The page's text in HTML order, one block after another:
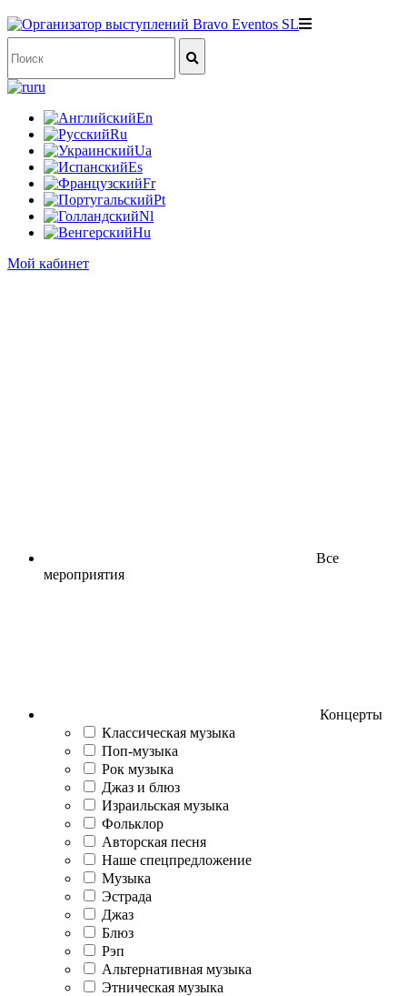
ru
En
Ru
Ua
Es
Fr
Pt
Nl
Hu
Мой кабинет
Все
мероприятия
Концерты
Классическая музыка
Поп-музыка
Рок музыка
Джаз и блюз
Израильская музыка
Фольклор
Авторская песня
Наше спецпредложение
Музыка
Эстрада
Джаз
Блюз
Рэп
Альтернативная музыка
Этническая музыка